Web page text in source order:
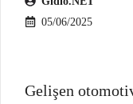
05/06/2025
Gelişen